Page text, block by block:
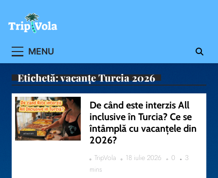
content
MENU
Etichetă:vacanțe Turcia 2026
ACTUALITATE
De când este interzis All
inclusive în Turcia? Ce se
întâmplă cu vacanțele din
2026?
TripVola 18 iulie 2026 0
3
mins